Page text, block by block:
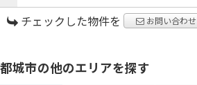
チェックした物件を お問い合わせ
都城市の他のエリアを探す